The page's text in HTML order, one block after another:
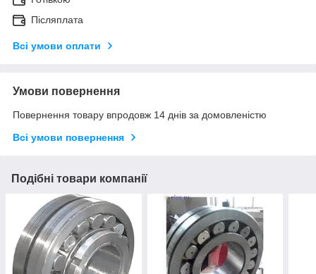
Післяплата
Всі умови оплати
Умови повернення
Повернення товару впродовж 14 днів за домовленістю
Всі умови повернення
Подібні товари компанії